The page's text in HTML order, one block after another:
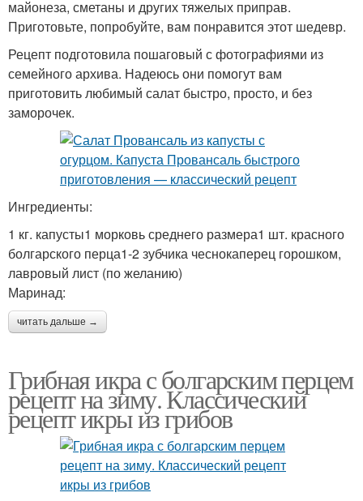
майонеза, сметаны и других тяжелых приправ.
Приготовьте, попробуйте, вам понравится этот шедевр.
Рецепт подготовила пошаговый с фотографиями из
семейного архива. Надеюсь они помогут вам
приготовить любимый салат быстро, просто, и без
заморочек.
Ингредиенты:
1 кг. капусты1 морковь среднего размера1 шт. красного
болгарского перца1-2 зубчика чеснокаперец горошком,
лавровый лист (по желанию)
Маринад:
читать дальше →
Грибная икра с болгарским перцем
рецепт на зиму. Классический
рецепт икры из грибов